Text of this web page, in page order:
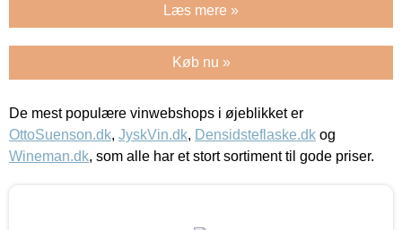
Læs mere »
Køb nu »
De mest populære vinwebshops i øjeblikket er
OttoSuenson.dk, JyskVin.dk, Densidsteflaske.dk og
Wineman.dk, som alle har et stort sortiment til gode priser.